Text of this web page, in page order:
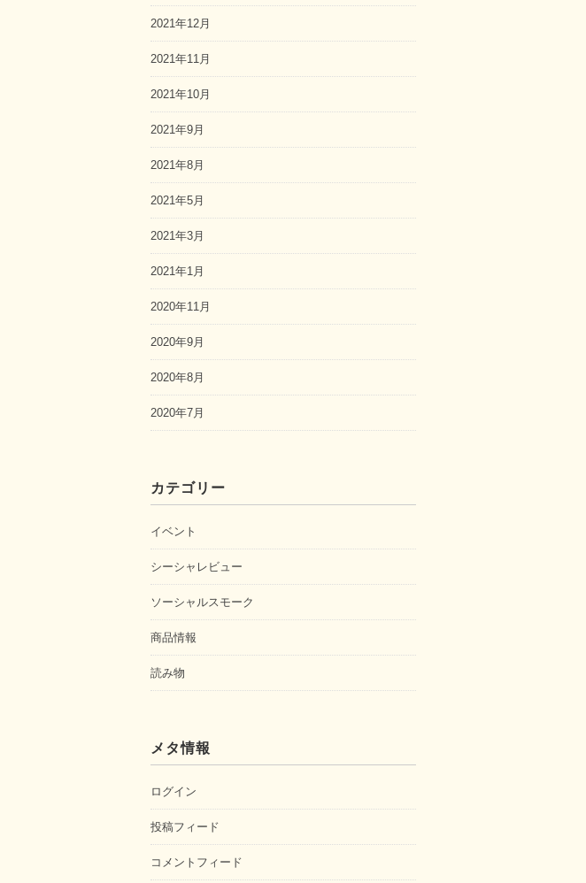
2021年12月
2021年11月
2021年10月
2021年9月
2021年8月
2021年5月
2021年3月
2021年1月
2020年11月
2020年9月
2020年8月
2020年7月
カテゴリー
イベント
シーシャレビュー
ソーシャルスモーク
商品情報
読み物
メタ情報
ログイン
投稿フィード
コメントフィード